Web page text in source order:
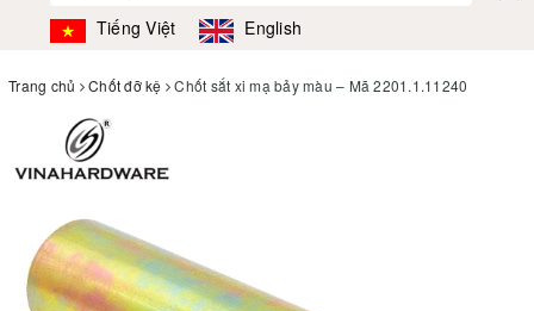
navigation
Tiếng Việt English
Trang chủ Chốt đỡ kệ Chốt sắt xi mạ bảy màu – Mã 2201.1.11240